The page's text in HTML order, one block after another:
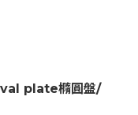
plate橢圓盤/